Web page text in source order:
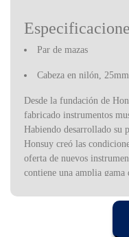
Par de mazas
Cabeza en nilón, 25mm
Desde la fundación de
fabricado instrumentos
Habiendo desarrollado su
Honsuy creó las
oferta de nuevos
contiene una amplia gama
instrumentos educativos
de instrumentos, junto
Honsuy el mayor